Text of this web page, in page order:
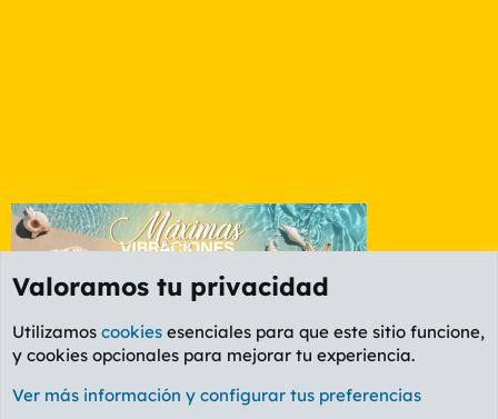
Foro General
Cookies
PL OLDSTYLE AMARILLO
Valoramos tu privacidad
Utilizamos cookies esenciales para que este sitio funcione,
y cookies opcionales para mejorar tu experiencia.
Ver más información y configurar tus preferencias